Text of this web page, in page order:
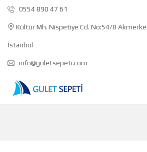
0554 890 47 61
Kültür Mh. Nispetiye Cd. No:54/8
İstanbul
info@guletsepeti.com